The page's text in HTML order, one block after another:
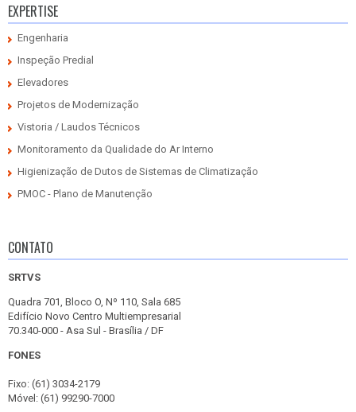
EXPERTISE
Engenharia
Inspeção Predial
Elevadores
Projetos de Modernização
Vistoria / Laudos Técnicos
Monitoramento da Qualidade do Ar Interno
Higienização de Dutos de Sistemas de Climatização
PMOC - Plano de Manutenção
CONTATO
SRTVS
Quadra 701, Bloco O, Nº 110, Sala 685
Edifício Novo Centro Multiempresarial
70.340-000 - Asa Sul - Brasília / DF
FONES
Fixo: (61) 3034-2179
Móvel: (61) 99290-7000